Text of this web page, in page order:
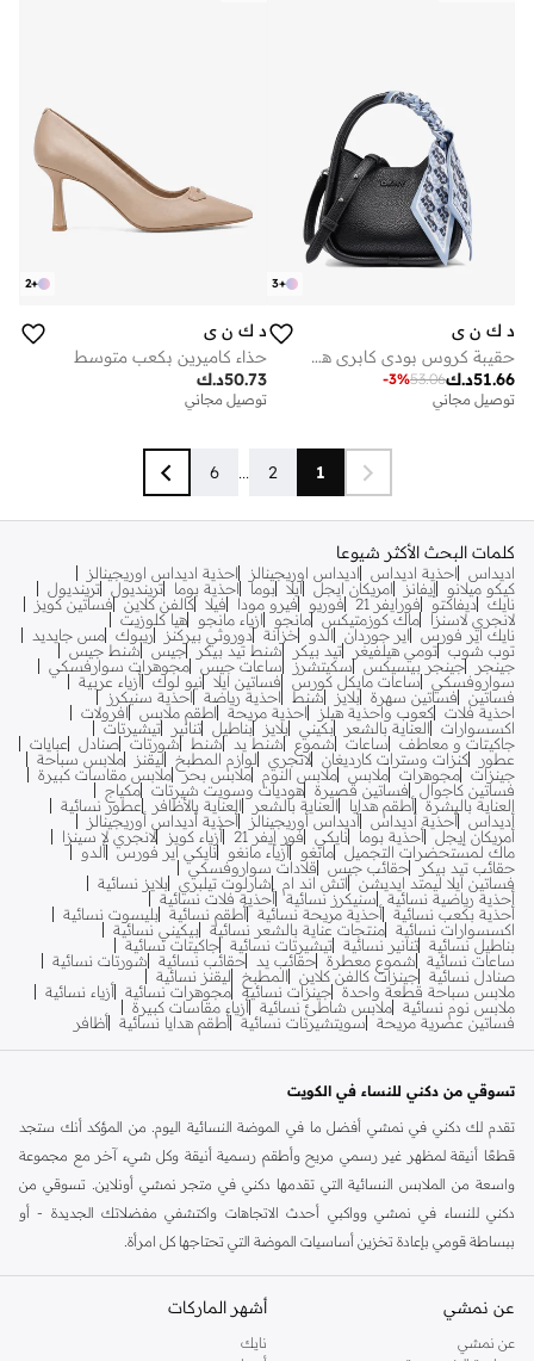
+
3
د ك ن ي
حقيبة كروس بودي كابري هوبو
د.ك51.66
53.06
-3%
توصيل مجاني
+
2
د ك ن ي
حذاء كاميرين بكعب متوسط
د.ك50.73
توصيل مجاني
1
2
...
6
كلمات البحث الأكثر شيوعا
اديداس احذية اديداس اديداس اوريجينالز
احذية اديداس اوريجينالز
كيكو ميلانو
إيفانز امريكان ايجل ايلا بوما احذية بوما ترينديول ترينديول
نايك ديفاكتو فورايفر 21 فوريو فيرو مودا فيلا كالفن كلاين فساتين كويز
لانجري لاسنزا
ماك كوزمتيكس مانجو ازياء مانجو
هيا كلوزيت
نايك اير فورس
اير جوردان الدو خزانة دوروثي بيركنز ريبوك مس جايديد
توب شوب تومي هيلفيغر تيد بيكر شنط تيد بيكر جيس
شنط جيس
جينجر
جينجر بيسيكس سكيتشرز ساعات جيس مجوهرات سوارفسكي
سواروفسكي
ساعات مايكل كورس فساتين ايلا نيو لوك أزياء عربية
فساتين
فساتين سهرة بلايز شنط احذية رياضة
احذية سنيكرز
احذية فلات كعوب واحذية هيلز احذية مريحة اطقم ملابس
افرولات
اكسسوارات
العناية بالشعر بكيني بلايز بناطيل تنانير
تيشيرتات
جاكيتات و معاطف
ساعات شموع شنط يد شنط شورتات صنادل
عبايات
عطور
كنزات وسترات كارديغان لانجري لوازم المطبخ ليقنز
ملابس سباحة
جينزات مجوهرات ملابس ملابس النوم ملابس بحر ملابس مقاسات كبيرة
فساتين كاجوال
فساتين قصيرة هوديات وسويت شيرتات مكياج
العناية بالبشرة أطقم هدايا العناية بالشعر العناية بالأظافر
عطور نسائية
أديداس أحذية أديداس أديداس أوريجينالز
أحذية أديداس أوريجينالز
أمريكان إيجل أحذية بوما نايكي فور إيفر 21 أزياء كويز
لانجري لا سينزا
ماك لمستحضرات التجميل مانغو أزياء مانغو نايكي اير فورس ألدو
حقائب تيد بيكر
حقائب جيس
قلادات سواروفسكي
فساتين ايلا ليمتد ايديشن
اتش اند ام شارلوت تيلبري بلايز نسائية
أحذية رياضية نسائية
سنيكرز نسائية أحذية فلات نسائية
أحذية بكعب نسائية أحذية مريحة نسائية أطقم نسائية بليسوت نسائية
اكسسوارات نسائية منتجات عناية بالشعر نسائية بيكيني نسائية
بناطيل نسائية تنانير نسائية تيشيرتات نسائية جاكيتات نسائية
ساعات نسائية
شموع معطرة حقائب يد حقائب نسائية
شورتات نسائية
صنادل نسائية جينزات كالفن كلاين المطبخ
ليقنز نسائية
ملابس سباحة قطعة واحدة جينزات نسائية مجوهرات نسائية أزياء نسائية
ملابس نوم نسائية ملابس شاطئ نسائية أزياء مقاسات كبيرة
فساتين عصرية مريحة
سويتشيرتات نسائية أطقم هدايا نسائية أظافر
تسوقي من دكني للنساء في الكويت
تقدم لك دكني في نمشي أفضل ما في الموضة النسائية اليوم. من المؤكد أنك ستجد
قطعًا أنيقة لمظهر غير رسمي مريح وأطقم رسمية أنيقة وكل شيء آخر مع مجموعة
واسعة من الملابس النسائية التي تقدمها دكني في متجر نمشي أونلاين. تسوقي من
دكني للنساء في نمشي وواكبي أحدث الاتجاهات واكتشفي مفضلاتك الجديدة - أو
ببساطة قومي بإعادة تخزين أساسيات الموضة التي تحتاجها كل امرأة.
لم يكن التسوق لشراء الملابس أسهل من أي وقت مضى - بدءاً من الكلاسيكيات الخالدة
إلى الصيحات الحديثة، نمشي لديها كل شيء. تصفحي المجموعة الواسعة من القمصان
والتيشرتات النسائية من دكني التي تقدمها نمشي وواكبي أحدث الصيحات! تتطلب كل
عن نمشي
عن نمشي
أشهر الماركات
نايك